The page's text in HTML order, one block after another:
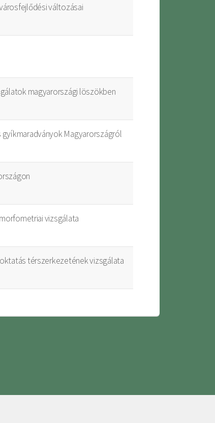
változásai
magyarországi löszökben
Magyarországról
vizsgálata
térszerkezetének vizsgálata